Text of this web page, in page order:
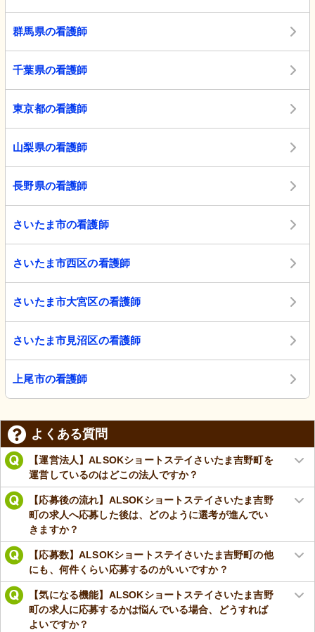
群馬県の看護師
千葉県の看護師
東京都の看護師
山梨県の看護師
長野県の看護師
さいたま市の看護師
さいたま市西区の看護師
さいたま市大宮区の看護師
さいたま市見沼区の看護師
上尾市の看護師
よくある質問
【運営法人】ALSOKショートステイさいたま吉野町を
運営しているのはどこの法人ですか？
【応募後の流れ】ALSOKショートステイさいたま吉野
町の求人へ応募した後は、どのように選考が進んでい
きますか？
【応募数】ALSOKショートステイさいたま吉野町の他
にも、何件くらい応募するのがいいですか？
【気になる機能】ALSOKショートステイさいたま吉野
町の求人に応募するかは悩んでいる場合、どうすれば
よいですか？